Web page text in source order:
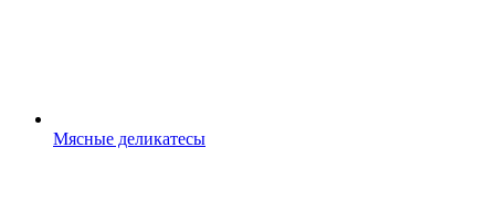
Мясные деликатесы